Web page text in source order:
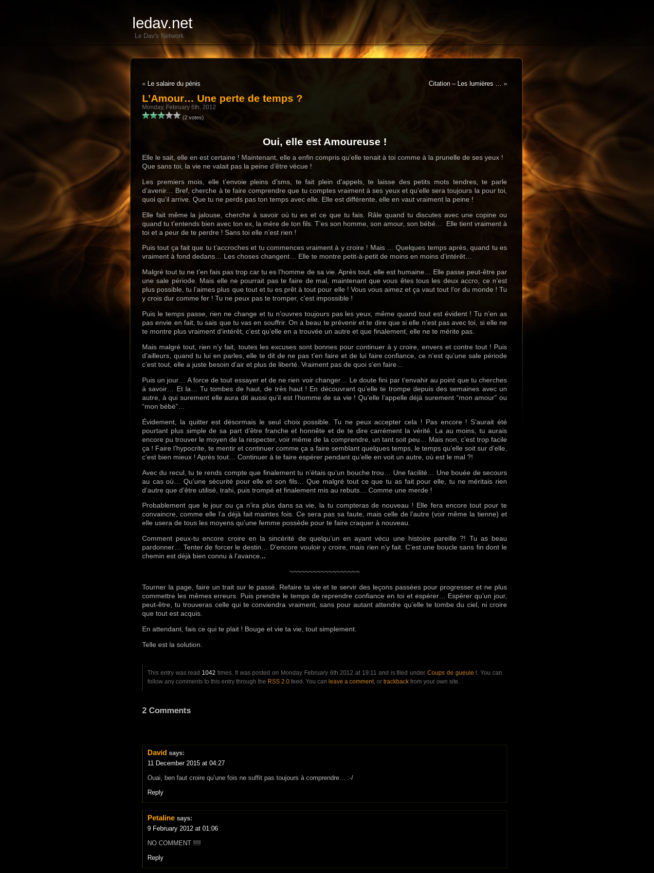
ledav.net
Le Dav's Network
« Le salaire du pénis Citation – Les lumières … »
L’Amour… Une perte de temps ?
Monday, February 6th, 2012
(2 votes)
Oui, elle est Amoureuse !
Elle le sait, elle en est certaine ! Maintenant, elle a enfin compris qu’elle tenait à toi comme à la prunelle de ses yeux !
Que sans toi, la vie ne valait pas la peine d’être vécue !
Les premiers mois, elle t’envoie pleins d’sms, te fait plein d’appels, te laisse des petits mots tendres, te parle
d’avenir… Bref, cherche à te faire comprendre que tu comptes vraiment à ses yeux et qu’elle sera toujours la pour toi,
quoi qu’il arrive. Que tu ne perds pas ton temps avec elle. Elle est différente, elle en vaut vraiment la peine !
Elle fait même la jalouse, cherche à savoir où tu es et ce que tu fais. Râle quand tu discutes avec une copine ou
quand tu t’entends bien avec ton ex, la mère de ton fils. T’es son homme, son amour, son bébé… Elle tient vraiment à
toi et a peur de te perdre ! Sans toi elle n’est rien !
Puis tout ça fait que tu t’accroches et tu commences vraiment à y croire ! Mais … Quelques temps après, quand tu es
vraiment à fond dedans… Les choses changent… Elle te montre petit-à-petit de moins en moins d’intérêt…
Malgré tout tu ne t’en fais pas trop car tu es l’homme de sa vie. Après tout, elle est humaine… Elle passe peut-être par
une sale période. Mais elle ne pourrait pas te faire de mal, maintenant que vous êtes tous les deux accro, ce n’est
plus possible, tu l’aimes plus que tout et tu es prêt à tout pour elle ! Vous vous aimez et ça vaut tout l’or du monde ! Tu
y crois dur comme fer ! Tu ne peux pas te tromper, c’est impossible !
Puis le temps passe, rien ne change et tu n’ouvres toujours pas les yeux, même quand tout est évident ! Tu n’en as
pas envie en fait, tu sais que tu vas en souffrir. On a beau te prévenir et te dire que si elle n’est pas avec toi, si elle ne
te montre plus vraiment d’intérêt, c’est qu’elle en a trouvée un autre et que finalement, elle ne te mérite pas.
Mais malgré tout, rien n’y fait, toutes les excuses sont bonnes pour continuer à y croire, envers et contre tout ! Puis
d’ailleurs, quand tu lui en parles, elle te dit de ne pas t’en faire et de lui faire confiance, ce n’est qu’une sale période
c’est tout, elle a juste besoin d’air et plus de liberté. Vraiment pas de quoi s’en faire…
Puis un jour… A force de tout essayer et de ne rien voir changer… Le doute fini par t’envahir au point que tu cherches
à savoir… Et la… Tu tombes de haut, de très haut ! En découvrant qu’elle te trompe depuis des semaines avec un
autre, à qui surement elle aura dit aussi qu’il est l’homme de sa vie ! Qu’elle l’appelle déjà surement “mon amour” ou
“mon bébé”…
Évidement, la quitter est désormais le seul choix possible. Tu ne peux accepter cela ! Pas encore ! S’aurait été
pourtant plus simple de sa part d’être franche et honnête et de te dire carrément la vérité. La au moins, tu aurais
encore pu trouver le moyen de la respecter, voir même de la comprendre, un tant soit peu… Mais non, c’est trop facile
ça ! Faire l’hypocrite, te mentir et continuer comme ça a faire semblant quelques temps, le temps qu’elle soit sur d’elle,
c’est bien mieux ! Après tout… Continuer à te faire espérer pendant qu’elle en voit un autre, où est le mal ?!
Avec du recul, tu te rends compte que finalement tu n’étais qu’un bouche trou… Une facilité… Une bouée de secours
au cas où… Qu’une sécurité pour elle et son fils… Que malgré tout ce que tu as fait pour elle, tu ne méritais rien
d’autre que d’être utilisé, trahi, puis trompé et finalement mis au rebuts… Comme une merde !
Probablement que le jour ou ça n’ira plus dans sa vie, la tu compteras de nouveau ! Elle fera encore tout pour te
convaincre, comme elle l’a déjà fait maintes fois. Ce sera pas sa faute, mais celle de l’autre (voir même la tienne) et
elle usera de tous les moyens qu’une femme possède pour te faire craquer à nouveau.
Comment peux-tu encore croire en la sincérité de quelqu’un en ayant vécu une histoire pareille ?! Tu as beau
pardonner… Tenter de forcer le destin… D’encore vouloir y croire, mais rien n’y fait. C’est une boucle sans fin dont le
chemin est déjà bien connu à l’avance...
~~~~~~~~~~~~~~~~~~
Tourner la page, faire un trait sur le passé. Refaire ta vie et te servir des leçons passées pour progresser et ne plus
commettre les mêmes erreurs. Puis prendre le temps de reprendre confiance en toi et espérer… Espérer qu’un jour,
peut-être, tu trouveras celle qui te conviendra vraiment, sans pour autant attendre qu’elle te tombe du ciel, ni croire
que tout est acquis.
En attendant, fais ce qui te plait ! Bouge et vie ta vie, tout simplement.
Telle est la solution.
This entry was read 1042 times. It was posted on Monday February 6th 2012 at 19:11 and is filed underCoups de gueule ! . You can
follow any comments to this entry through the RSS 2.0 feed. You can leave a comment , or trackback from your own site.
2 Comments
David says:
11 December 2015 at 04:27
Ouai, ben faut croire qu’une fois ne suffit pas toujours à comprendre… :-/
Reply
Petaline says:
9 February 2012 at 01:06
NO COMMENT !!!!
Reply